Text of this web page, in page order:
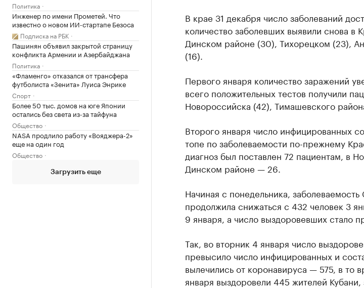
Политика
Инженер по имени Прометей. Что
известно о новом ИИ-стартапе Безоса
Подписка на РБК
Пашинян объявил закрытой страницу
конфликта Армении и Азербайджана
Политика
«Фламенго» отказался от трансфера
футболиста «Зенита» Луиса Энрике
Спорт
Более 50 тыс. домов на юге Японии
остались без света из-за тайфуна
Общество
NASA продлило работу «Вояджера-2»
еще на один год
Общество
Загрузить еще
В крае 31 декабря число заболеваний
количество заболевших выявили снова в
Динском районе (30), Тихорецком (23),
(16).
Первого января количество заражений
всего положительных тестов получили
Новороссийска (42), Тимашевского
Второго января число инфицированных
топе по заболеваемости по-прежнему
диагноз был поставлен 72 пациентам, в
Динском районе — 26.
Начиная с понедельника, заболеваемость
продолжила снижаться с 432 человек 3
9 января, а число выздоровевших стало
Так, во вторник 4 января число
превысило число инфицированных и
вылечились от коронавируса — 575, в то
января выздоровели 445 жителей Кубани,